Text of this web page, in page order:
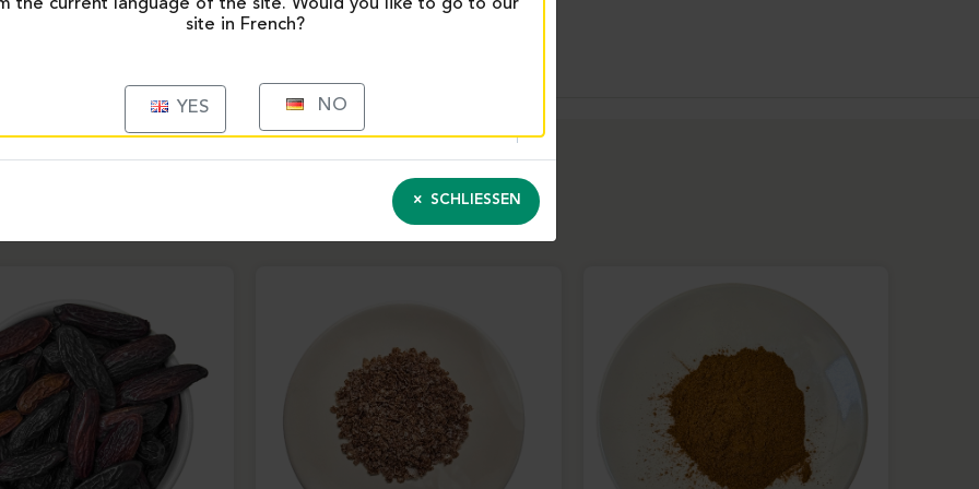
PRODUITS SIMILAIRESSCHLIESSEN
the current language of the site. Would you like to go to our
site in French?
YES NO